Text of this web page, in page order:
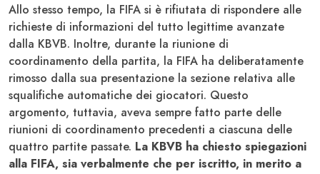
Allo stesso tempo, la FIFA si è rifiutata di rispondere alle
richieste di informazioni del tutto legittime avanzate
dalla KBVB. Inoltre, durante la riunione di
coordinamento della partita, la FIFA ha deliberatamente
rimosso dalla sua presentazione la sezione relativa alle
squalifiche automatiche dei giocatori. Questo
argomento, tuttavia, aveva sempre fatto parte delle
riunioni di coordinamento precedenti a ciascuna delle
quattro partite passate. La KBVB ha chiesto spiegazioni
alla FIFA, sia verbalmente che per iscritto, in merito a